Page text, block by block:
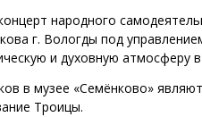
народного
г. Вологды под
и духовную атмосферу
в музее «Семёнково»
Троицы.